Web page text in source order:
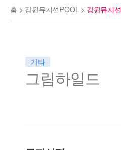
홈 > 강원뮤지션POOL > 강원뮤지션
기타
그림하일드